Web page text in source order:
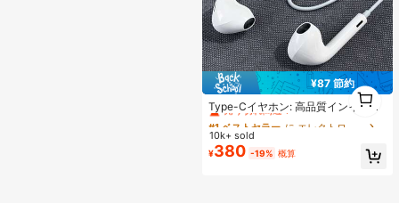
¥87 節約
Type-Cイヤホン: 高品質インイヤー
ヘッドホン、3ボタンインラインコ
ントロール内蔵、音楽再生、通話応
答、音量調整が簡単。17/16/15シリ
ーズ、Plus、Pro、Pro Maxモデル対
#1 ベストセラー
に エレクトロニクス
売り切れ間近！
#1 ベストセラー
売り切れ間近！
#1 ベストセラー
売り切れ間近！
#1 ベストセラー
10k+ sold
¥380 -19% 概算
1